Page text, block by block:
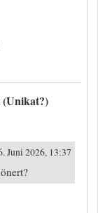
(Unikat?)
Juni 2026, 13:37